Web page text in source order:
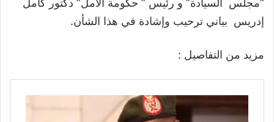
“مجلس السيادة” و رئيس ” حكومة الأمل” دكتور كامل
إدريس بياني ترحيب وإشادة في هذا الشأن.
مزيد من التفاصيل :